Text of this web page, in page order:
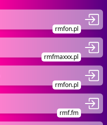
rmfon.pl
rmfmaxxx.pl
rmfon.pl
rmf.fm